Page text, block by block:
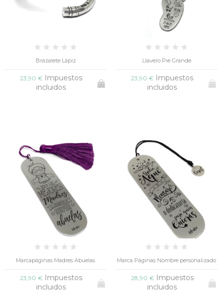
Brazalete Lápiz
23,90 € Impuestos
incluidos
Llavero Pie Grande
23,90 € Impuestos
incluidos
Marcapáginas Madres Abuelas
23,90 € Impuestos
incluidos
Marca Páginas Nombre personalizado
28,90 €Impuestos
incluidos